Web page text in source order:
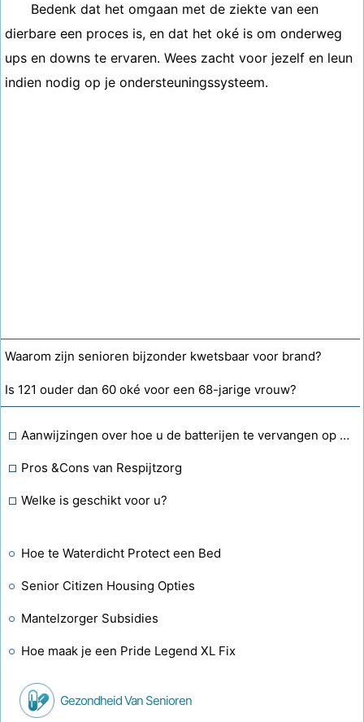
Bedenk dat het omgaan met de ziekte van een
dierbare een proces is, en dat het oké is om onderweg
ups en downs te ervaren. Wees zacht voor jezelf en leun
indien nodig op je ondersteuningssysteem.
Waarom zijn senioren bijzonder kwetsbaar voor brand?
Is 121 ouder dan 60 oké voor een 68-jarige vrouw?
Aanwijzingen over hoe u de batterijen te vervangen op een Zoom Scooter
Pros &Cons van Respijtzorg
Welke is geschikt voor u?
Hoe te Waterdicht Protect een Bed
Senior Citizen Housing Opties
Mantelzorger Subsidies
Hoe maak je een Pride Legend XL Fix
Gezondheid Van Senioren